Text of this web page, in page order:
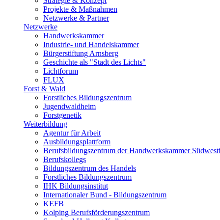
Projekte & Maßnahmen
Netzwerke & Partner
Netzwerke
Handwerkskammer
Industrie- und Handelskammer
Bürgerstiftung Arnsberg
Geschichte als "Stadt des Lichts"
Lichtforum
FLUX
Forst & Wald
Forstliches Bildungszentrum
Jugendwaldheim
Forstgenetik
Weiterbildung
Agentur für Arbeit
Ausbildungsplattform
Berufsbildungszentrum der Handwerkskammer
Berufskollegs
Bildungszentrum des Handels
Forstliches Bildungszentrum
IHK Bildungsinstitut
Internationaler Bund - Bildungszentrum
KEFB
Kolping Berufsförderungszentrum